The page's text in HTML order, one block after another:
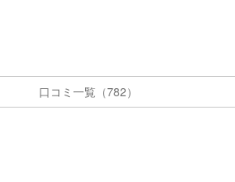
口コミ一覧（782）